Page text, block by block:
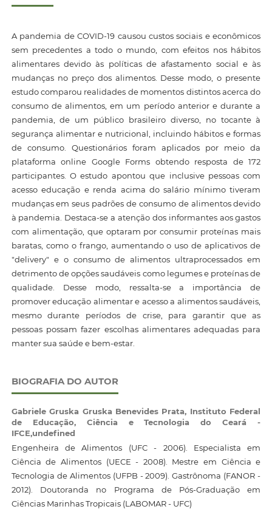
A pandemia de COVID-19 causou custos sociais e econômicos
sem precedentes a todo o mundo, com efeitos nos hábitos
alimentares devido às políticas de afastamento social e às
mudanças no preço dos alimentos. Desse modo, o presente
estudo comparou realidades de momentos distintos acerca do
consumo de alimentos, em um período anterior e durante a
pandemia, de um público brasileiro diverso, no tocante à
segurança alimentar e nutricional, incluindo hábitos e formas
de consumo. Questionários foram aplicados por meio da
plataforma online Google Forms obtendo resposta de 172
participantes. O estudo apontou que inclusive pessoas com
acesso educação e renda acima do salário mínimo tiveram
mudanças em seus padrões de consumo de alimentos devido
à pandemia. Destaca-se a atenção dos informantes aos gastos
com alimentação, que optaram por consumir proteínas mais
baratas, como o frango, aumentando o uso de aplicativos de
"delivery" e o consumo de alimentos ultraprocessados em
detrimento de opções saudáveis como legumes e proteínas de
qualidade. Desse modo, ressalta-se a importância de
promover educação alimentar e acesso a alimentos saudáveis,
mesmo durante períodos de crise, para garantir que as
pessoas possam fazer escolhas alimentares adequadas para
manter sua saúde e bem-estar.
BIOGRAFIA DO AUTOR
Gabriele Gruska Gruska Benevides Prata, Instituto Federal
de Educação, Ciência e Tecnologia do Ceará -
IFCE,undefined
Engenheira de Alimentos (UFC - 2006). Especialista em
Ciência de Alimentos (UECE - 2008). Mestre em Ciência e
Tecnologia de Alimentos (UFPB - 2009). Gastrônoma (FANOR -
2012). Doutoranda no Programa de Pós-Graduação em
Ciências Marinhas Tropicais (LABOMAR - UFC)